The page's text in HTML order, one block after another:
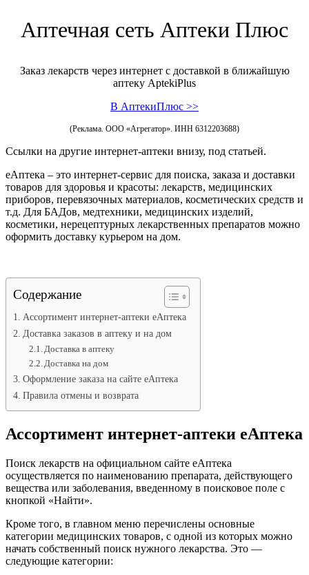
Аптечная сеть Аптеки Плюс
Заказ лекарств через интернет с доставкой в ближайшую
аптеку AptekiPlus
В АптекиПлюс >>
(Реклама. ООО «Агрегатор». ИНН 6312203688)
Ссылки на другие интернет-аптеки внизу, под статьей.
еАптека – это интернет-сервис для поиска, заказа и доставки
товаров для здоровья и красоты: лекарств, медицинских
приборов, перевязочных материалов, косметических средств и
т.д. Для БАДов, медтехники, медицинских изделий,
косметики, нерецептурных лекарственных препаратов можно
оформить доставку курьером на дом.
Содержание
Ассортимент интернет-аптеки еАптека
Доставка заказов в аптеку и на дом
Доставка в аптеку
Доставка на дом
Оформление заказа на сайте еАптека
Правила отмены и возврата
Ассортимент интернет-аптеки еАптека
Поиск лекарств на официальном сайте еАптека
осуществляется по наименованию препарата, действующего
вещества или заболевания, введенному в поисковое поле с
кнопкой «Найти».
Кроме того, в главном меню перечислены основные
категории медицинских товаров, с одной из которых можно
начать собственный поиск нужного лекарства. Это —
следующие категории: